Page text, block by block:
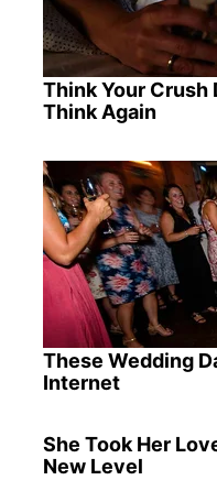
Think Your Crush
Think Again
These Wedding
Internet
She Took Her
New Level